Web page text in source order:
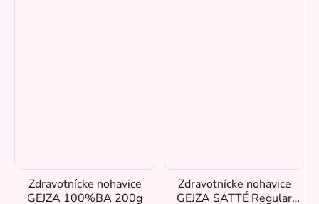
Zdravotnícke nohavice
GEJZA 100%BA 200g
Zdravotnícke nohavice
GEJZA SATTÉ Regular